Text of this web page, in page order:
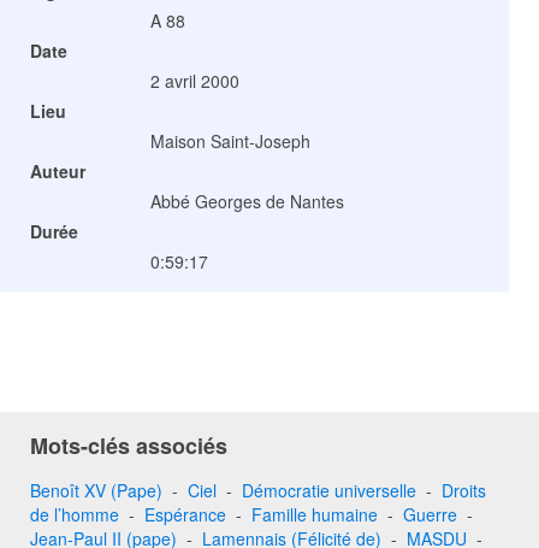
A 88
Date
2 avril 2000
Lieu
Maison Saint-Joseph
Auteur
Abbé Georges de Nantes
Durée
0:59:17
Mots-clés associés
Benoît XV (Pape) - Ciel - Démocratie universelle - Droits
de l’homme - Espérance - Famille humaine - Guerre -
Jean-Paul II (pape) - Lamennais (Félicité de) - MASDU -